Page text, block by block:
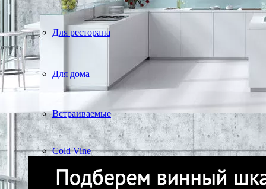
Для ресторана
Для дома
Встраиваемые
Cold Vine